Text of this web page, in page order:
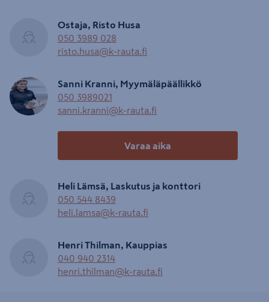
Ostaja, Risto Husa
050 3989 028
risto.husa@k-rauta.fi
Sanni Kranni, Myymäläpäällikkö
050 3989021
sanni.kranni@k-rauta.fi
Varaa aika
Heli Lämsä, Laskutus ja konttori
050 544 8439
heli.lamsa@k-rauta.fi
Henri Thilman, Kauppias
040 940 2314
henri.thilman@k-rauta.fi